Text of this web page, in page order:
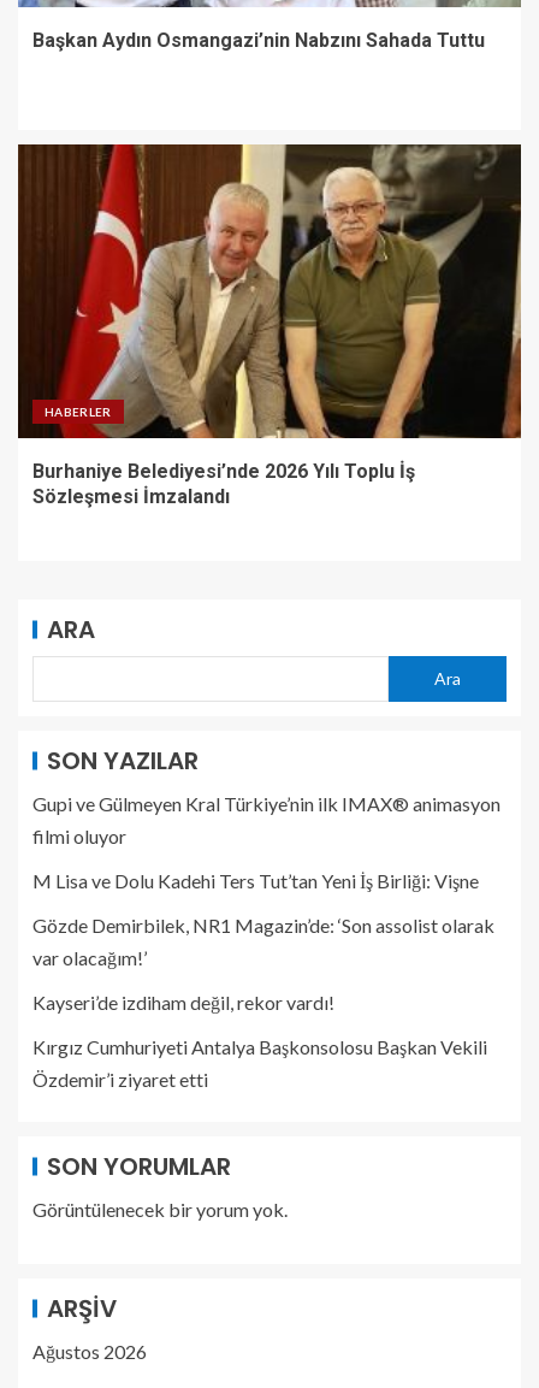
Başkan Aydın Osmangazi’nin Nabzını Sahada Tuttu
HABERLER
Burhaniye Belediyesi’nde 2026 Yılı Toplu İş
Sözleşmesi İmzalandı
ARA
Ara
SON YAZILAR
Gupi ve Gülmeyen Kral Türkiye’nin ilk IMAX® animasyon
filmi oluyor
M Lisa ve Dolu Kadehi Ters Tut’tan Yeni İş Birliği: Vişne
Gözde Demirbilek, NR1 Magazin’de: ‘Son assolist olarak
var olacağım!’
Kayseri’de izdiham değil, rekor vardı!
Kırgız Cumhuriyeti Antalya Başkonsolosu Başkan Vekili
Özdemir’i ziyaret etti
SON YORUMLAR
Görüntülenecek bir yorum yok.
ARŞIV
Ağustos 2026